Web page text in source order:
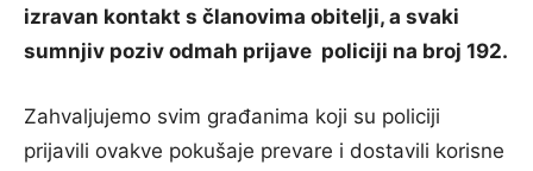
izravan kontakt s članovima obitelji, a svaki
sumnjiv poziv odmah prijave policiji na broj 192.
Zahvaljujemo svim građanima koji su policiji
prijavili ovakve pokušaje prevare i dostavili korisne